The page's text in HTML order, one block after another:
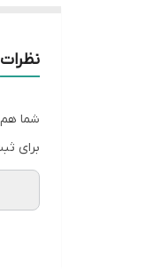
نظرات
شما هم
برای